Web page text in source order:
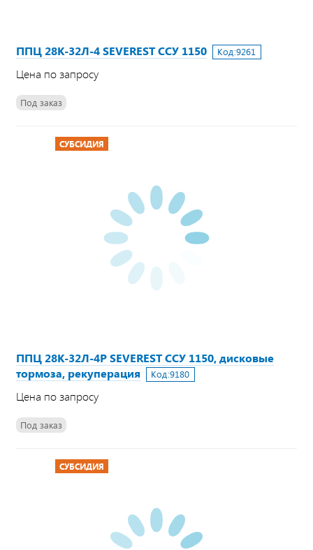
ППЦ 28К-32Л-4 SEVEREST ССУ 1150 Код:9261
Цена по запросу
Под заказ
СУБСИДИЯ
ППЦ 28К-32Л-4Р SEVEREST ССУ 1150, дисковые
тормоза, рекуперация
Код:9180
Цена по запросу
Под заказ
СУБСИДИЯ